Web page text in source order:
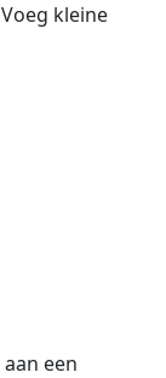
kleine
een